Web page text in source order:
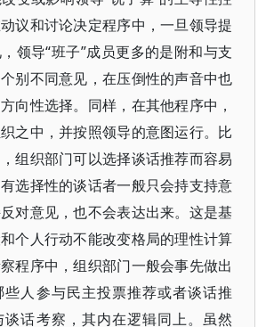
议和讨论决定程序中，一旦领导提
领导“班子”成员更多的是附和与支
别不同意见，在压倒性的声音中也
向性选择。同样，在其他程序中，
之中，并按照领导的意图运行。比
组织部门可以选择谈话推荐而容易
选择性的谈话者一般只会持支持意
对意见，也不会表达出来。这是基
个人行动不能改变格局的理性计算
程序中，组织部门一般会事先做出
人参与民主投票推荐或者谈话推
话考察，其内在逻辑同上。虽然